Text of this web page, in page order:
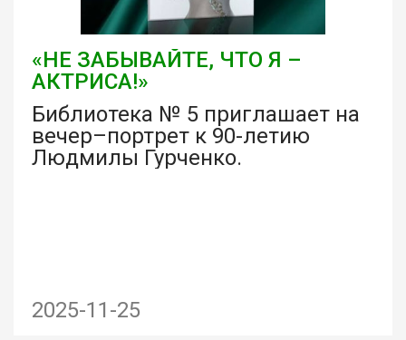
«НЕ ЗАБЫВАЙТЕ, ЧТО Я –
АКТРИСА!»
Библиотека № 5 приглашает на
вечер–портрет к 90-летию
Людмилы Гурченко.
2025-11-25